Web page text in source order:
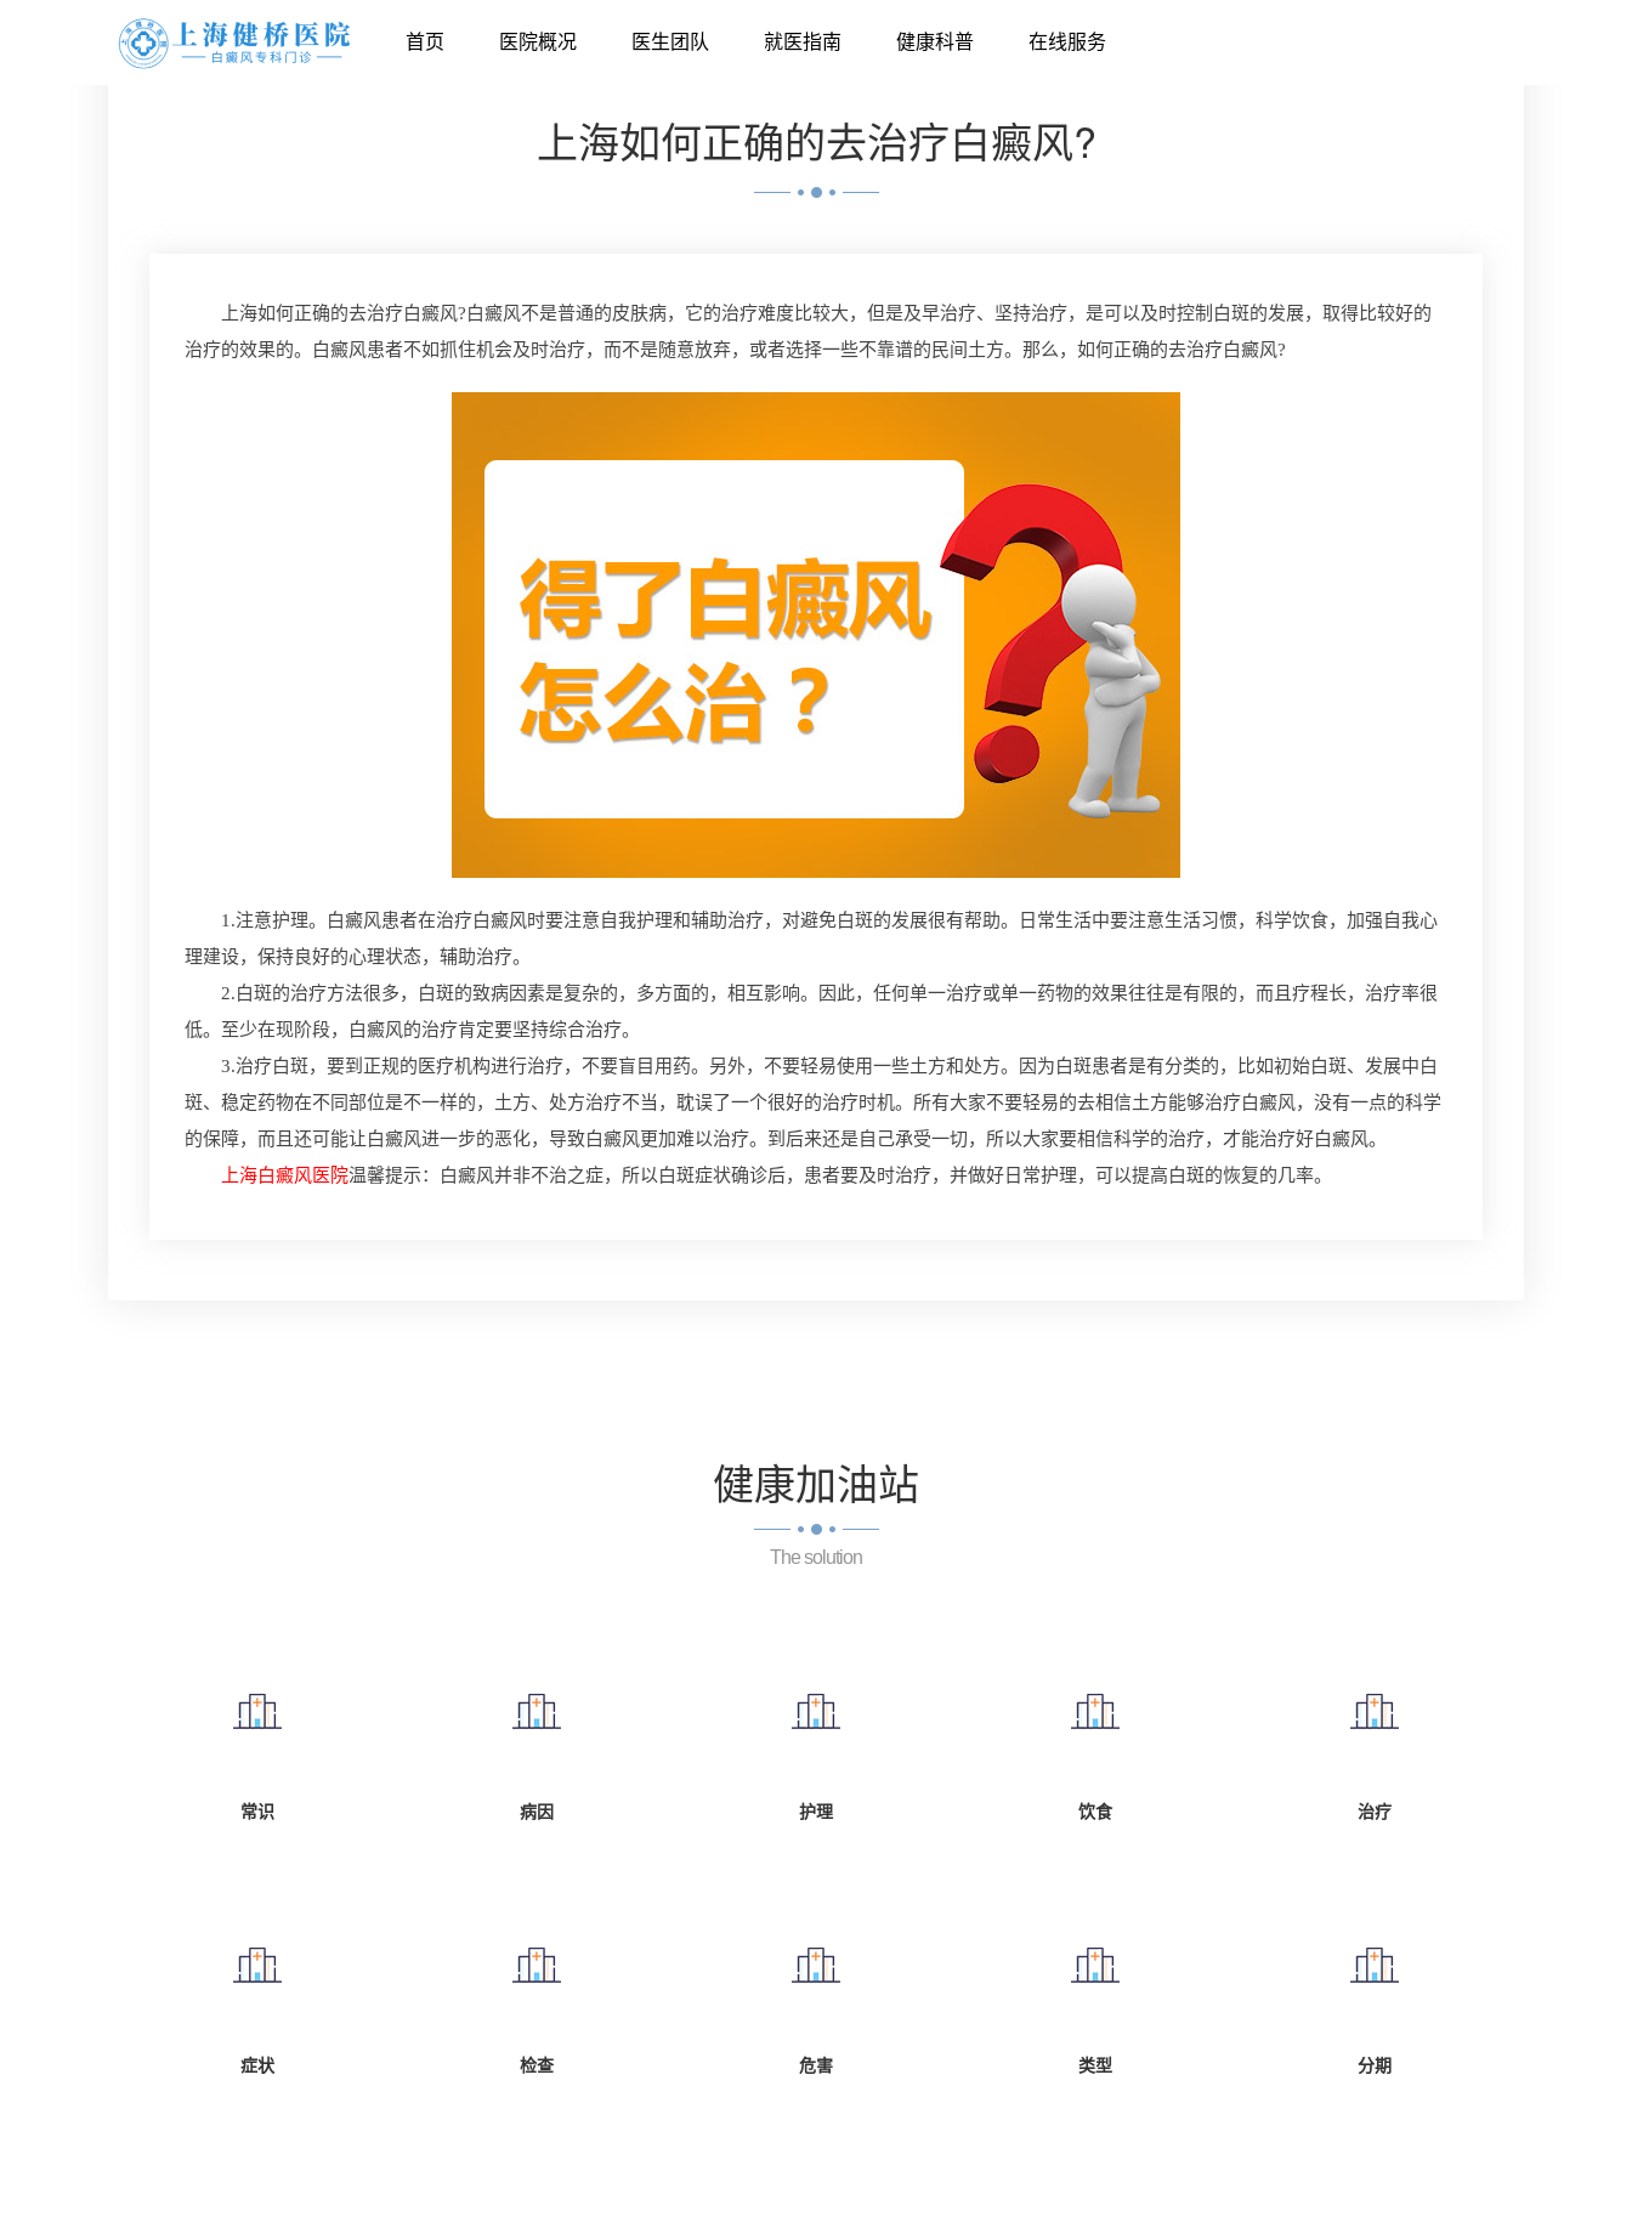
首页 医院概况 医生团队 就医指南 健康科普 在线服务
上海如何正确的去治疗白癜风?
上海如何正确的去治疗白癜风?白癜风不是普通的皮肤病，它的治疗难度比较大，但是及早治疗、坚持治疗，是可以及时控制白斑的发展，取得比较好的
治疗的效果的。白癜风患者不如抓住机会及时治疗，而不是随意放弃，或者选择一些不靠谱的民间土方。那么，如何正确的去治疗白癜风?
1.注意护理。白癜风患者在治疗白癜风时要注意自我护理和辅助治疗，对避免白斑的发展很有帮助。日常生活中要注意生活习惯，科学饮食，加强自我心
理建设，保持良好的心理状态，辅助治疗。
2.白斑的治疗方法很多，白斑的致病因素是复杂的，多方面的，相互影响。因此，任何单一治疗或单一药物的效果往往是有限的，而且疗程长，治疗率很
低。至少在现阶段，白癜风的治疗肯定要坚持综合治疗。
3.治疗白斑，要到正规的医疗机构进行治疗，不要盲目用药。另外，不要轻易使用一些土方和处方。因为白斑患者是有分类的，比如初始白斑、发展中白
斑、稳定药物在不同部位是不一样的，土方、处方治疗不当，耽误了一个很好的治疗时机。所有大家不要轻易的去相信土方能够治疗白癜风，没有一点的科学
的保障，而且还可能让白癜风进一步的恶化，导致白癜风更加难以治疗。到后来还是自己承受一切，所以大家要相信科学的治疗，才能治疗好白癜风。
上海白癜风医院温馨提示：白癜风并非不治之症，所以白斑症状确诊后，患者要及时治疗，并做好日常护理，可以提高白斑的恢复的几率。
健康加油站
The solution
常识 病因 护理 饮食 治疗
症状 检查 危害 类型 分期